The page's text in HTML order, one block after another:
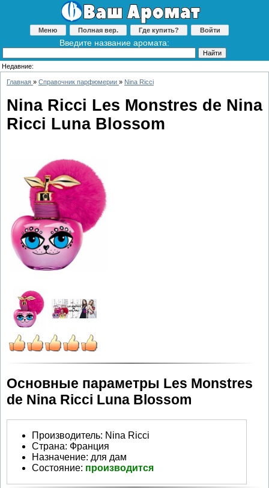
Меню Полная вер. Где купить? Войти
Введите название аромата:
Недавние:
Главная » Справочник парфюмерии » Nina Ricci
Nina Ricci Les Monstres de Nina
Ricci Luna Blossom
Основные параметры Les Monstres
de Nina Ricci Luna Blossom
Производитель: Nina Ricci
Страна: Франция
Назначение: для дам
Состояние: производится